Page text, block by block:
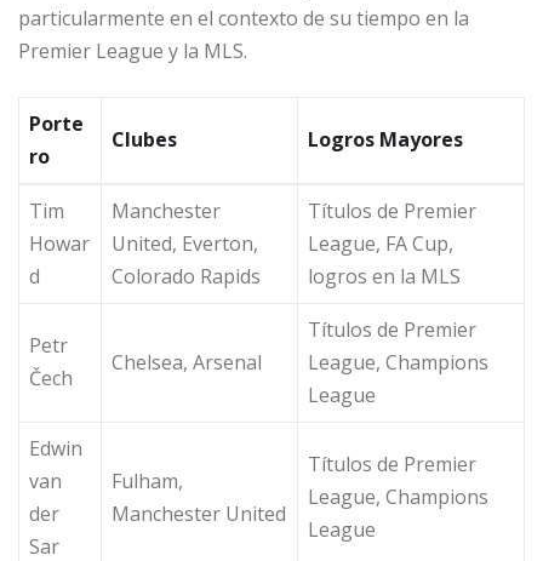
particularmente en el contexto de su tiempo en la
Premier League y la MLS.
Porte
ro
Clubes Logros Mayores
Tim
Howar
d
Manchester
United, Everton,
Colorado Rapids
Títulos de Premier
League, FA Cup,
logros en la MLS
Petr
Čech
Chelsea, Arsenal
Títulos de Premier
League, Champions
League
Edwin
van
der
Sar
Fulham,
Manchester United
Títulos de Premier
League, Champions
League